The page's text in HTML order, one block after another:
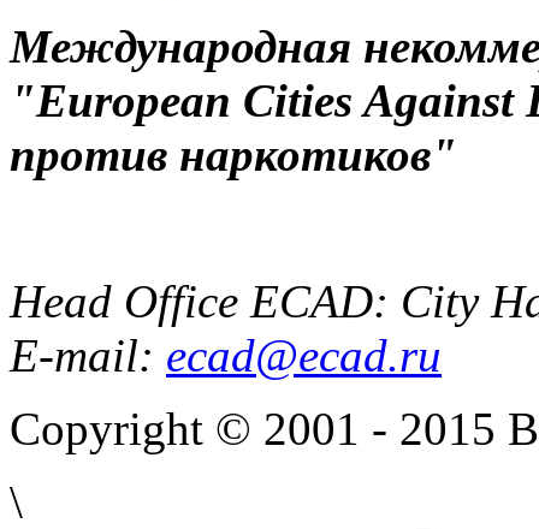
Международная
"European Cities Against
против наркотиков"
Head Office ECAD: City
E-mail: ecad@ecad.ru
Copyright © 2001 - 2015
\